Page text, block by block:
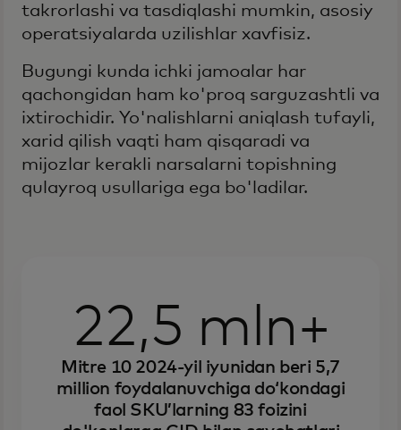
takrorlashi va tasdiqlashi mumkin, asosiy
operatsiyalarda uzilishlar xavfisiz.
Bugungi kunda ichki jamoalar har
qachongidan ham ko'proq sarguzashtli va
ixtirochidir. Yo'nalishlarni aniqlash tufayli,
xarid qilish vaqti ham qisqaradi va
mijozlar kerakli narsalarni topishning
qulayroq usullariga ega bo'ladilar.
22,5 mln+
Mitre 10 2024-yil iyunidan beri 5,7
million foydalanuvchiga do‘kondagi
faol SKU’larning 83 foizini